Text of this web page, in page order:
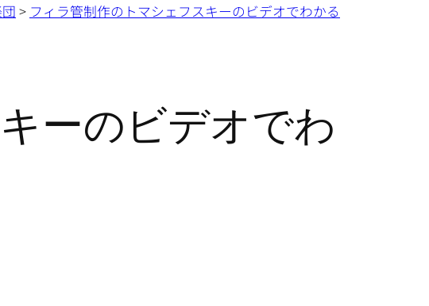
> フィラ管制作のトマシェフスキーのビデオでわかる
ーのビデオでわ